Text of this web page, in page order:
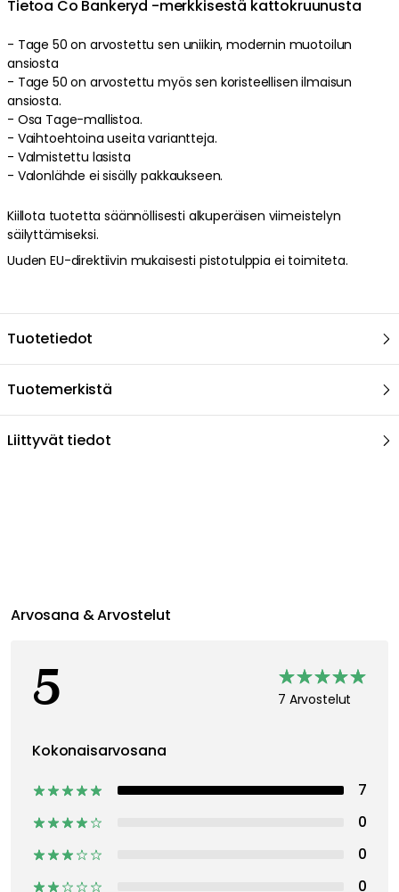
modernilla tyylillä. Siinä on yhdeksän pyöreää
lampunvarjostinta lasista antamaan hienostunut ja tyylikäs
silaus. Täydellinen yksityiskohta, josta vieraasi saavat takuulla
mielenkiintoisen keskusteluaiheen.
Tietoa Co Bankeryd -merkkisestä kattokruunusta
- Tage 50 on arvostettu sen uniikin, modernin muotoilun
- Tage 50 on arvostettu myös sen koristeellisen ilmaisun
ansiosta.
- Vaihtoehtoina useita variantteja.
Kiillota tuotetta säännöllisesti alkuperäisen viimeistelyn
säilyttämiseksi.
Uuden EU-direktiivin mukaisesti pistotulppia ei toimiteta.
Suositeltu sinulle